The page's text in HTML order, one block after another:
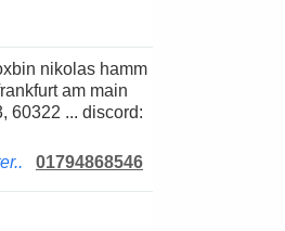
am main
60322 ... discord:
01794868546